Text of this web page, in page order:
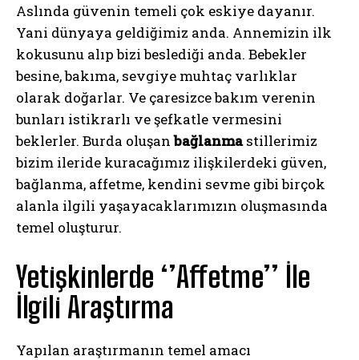
Aslında güvenin temeli çok eskiye dayanır.
Yani dünyaya geldiğimiz anda. Annemizin ilk
kokusunu alıp bizi beslediği anda. Bebekler
besine, bakıma, sevgiye muhtaç varlıklar
olarak doğarlar. Ve çaresizce bakım verenin
bunları istikrarlı ve şefkatle vermesini
beklerler. Burda oluşanbağlanmastillerimiz
bizim ileride kuracağımız ilişkilerdeki güven,
bağlanma, affetme, kendini sevme gibi birçok
alanla ilgili yaşayacaklarımızın oluşmasında
temel oluşturur.
Yetişkinlerde ‘’Affetme’’ İle
İlgili Araştırma
Yapılan araştırmanın temel amacı